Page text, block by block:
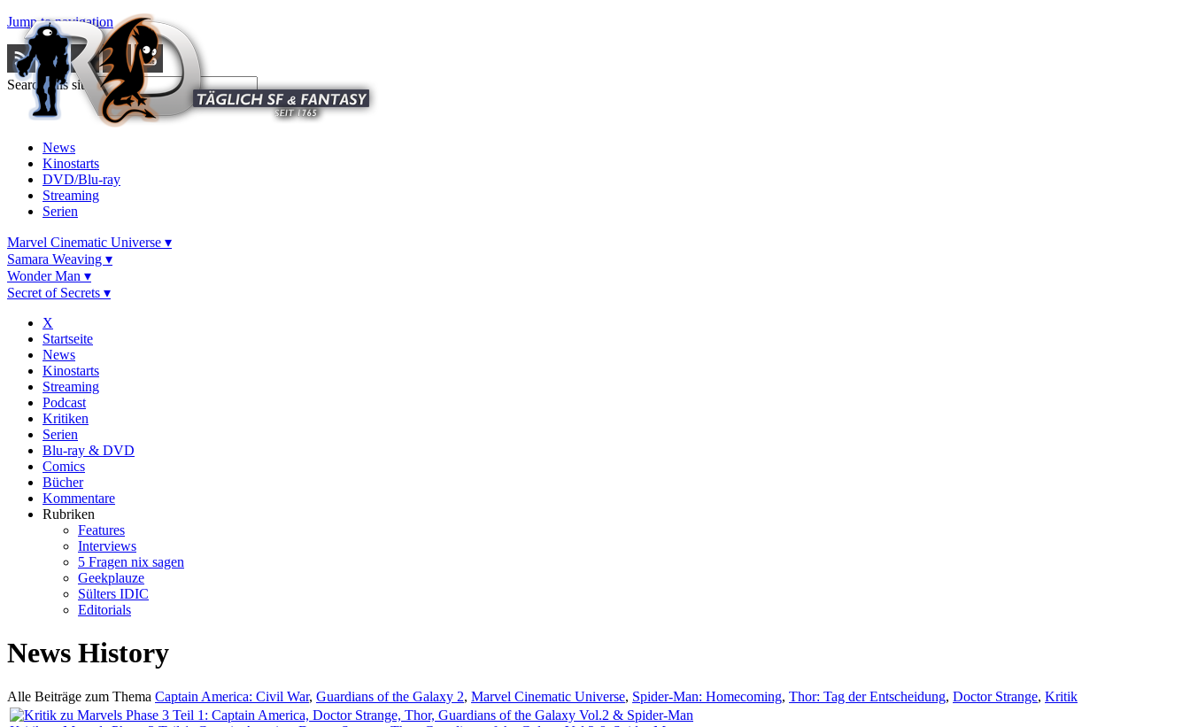
Jump to navigation
Search this site
News
Kinostarts
DVD/Blu-ray
Streaming
Serien
Marvel Cinematic Universe ▾
Samara Weaving ▾
Wonder Man ▾
Secret of Secrets ▾
X
Startseite
News
Kinostarts
Streaming
Podcast
Kritiken
Serien
Blu-ray & DVD
Comics
Bücher
Kommentare
Rubriken
Features
Interviews
5 Fragen nix sagen
Geekplauze
Sülters IDIC
Editorials
News History
Alle Beiträge zum Thema Captain America: Civil War, Guardians of the Galaxy 2, Marvel Cinematic Universe, Spider-Man: Homecoming, Thor: Tag der Entscheidung, Doctor Strange, Kritik